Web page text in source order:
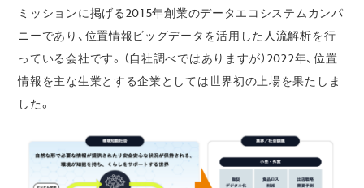
ミッションに掲げる2015年創業のデータエコシステムカンパ
ニーであり、位置情報ビッグデータを活用した人流解析を行
っている会社です。（自社調べではありますが）2022年、位置
情報を主な生業とする企業としては世界初の上場を果たしま
した。